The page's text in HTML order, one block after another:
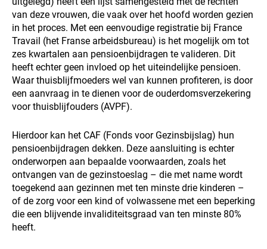
van deze vrouwen, die vaak over het hoofd worden gezien
in het proces. Met een eenvoudige registratie bij France
Travail (het Franse arbeidsbureau) is het mogelijk om tot
zes kwartalen aan pensioenbijdragen te valideren. Dit
heeft echter geen invloed op het uiteindelijke pensioen.
Waar thuisblijfmoeders wel van kunnen profiteren, is door
een aanvraag in te dienen voor de ouderdomsverzekering
voor thuisblijfouders (AVPF).
Hierdoor kan het CAF (Fonds voor Gezinsbijslag) hun
pensioenbijdragen dekken. Deze aansluiting is echter
onderworpen aan bepaalde voorwaarden, zoals het
ontvangen van de gezinstoeslag – die met name wordt
toegekend aan gezinnen met ten minste drie kinderen –
of de zorg voor een kind of volwassene met een beperking
die een blijvende invaliditeitsgraad van ten minste 80%
heeft.